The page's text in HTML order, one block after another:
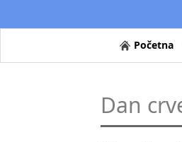
Početna
Dan